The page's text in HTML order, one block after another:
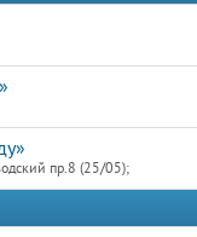
пр.8 (25/05);